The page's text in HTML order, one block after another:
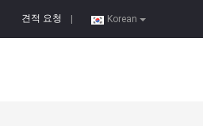
Korean
견적 요청